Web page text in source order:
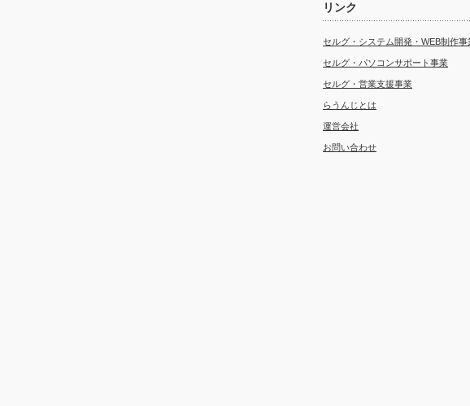
リンク
セルグ・システム開発・WEB制作事
セルグ・パソコンサポート事業
セルグ・営業支援事業
らうんじとは
運営会社
お問い合わせ